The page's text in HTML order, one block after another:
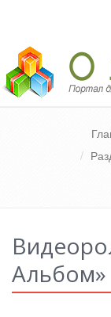
Педагогический
Альбом»